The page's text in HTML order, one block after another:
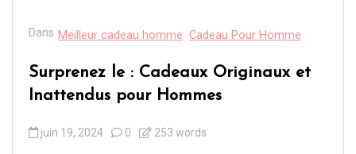
Dans Meilleur cadeau homme Cadeau Pour Homme
Surprenez le : Cadeaux Originaux et
Inattendus pour Hommes
juin 19, 2024 0 253 words